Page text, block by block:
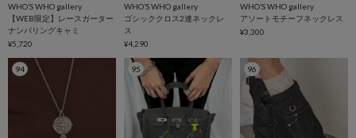
WHO’S WHO gallery
【WEB限定】レースガーター
ナンバリングキャミ
¥5,720
WHO’S WHO gallery
ゴシッククロス2連ネックレ
ス
¥4,290
WHO’S WHO gallery
アソートモチーフネックレス
¥3,300
94 95 96